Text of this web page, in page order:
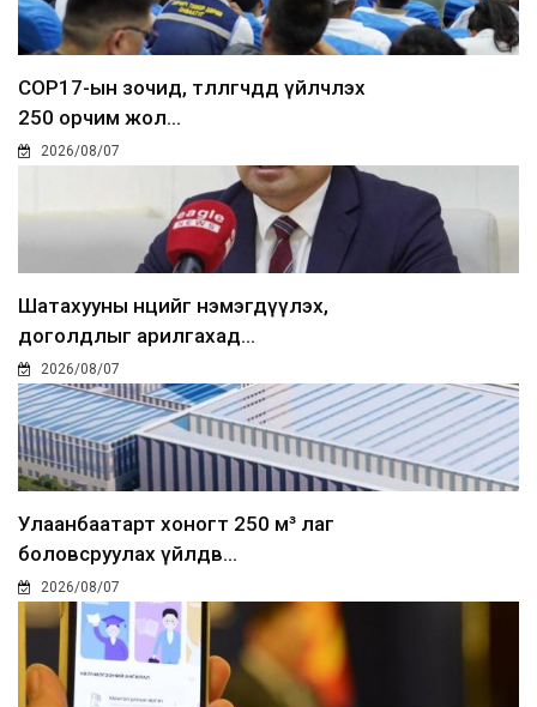
COP17-ын зочид, төлөөлөгчдөд үйлчлэх
250 орчим жол...
2026/08/07
Шатахууны нөөцийг нэмэгдүүлэх,
доголдлыг арилгахад...
2026/08/07
Улаанбаатарт хоногт 250 м³ лаг
боловсруулах үйлдв...
2026/08/07